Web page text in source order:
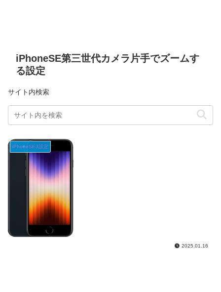
iPhoneSE第三世代カメラ片手でズームす
る設定
サイト内検索
iPhoneSE3設定
2025.01.16